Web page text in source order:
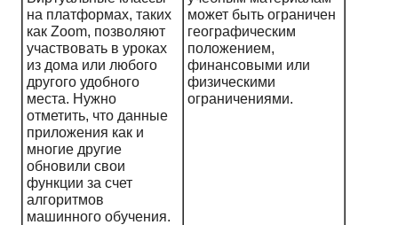
на платформах, таких
как Zoom, позволяют
участвовать в уроках
из дома или любого
другого удобного
места. Нужно
отметить, что данные
приложения как и
многие другие
обновили свои
функции за счет
алгоритмов
машинного обучения.
может быть ограничен
географическим
положением,
финансовыми или
физическими
ограничениями.